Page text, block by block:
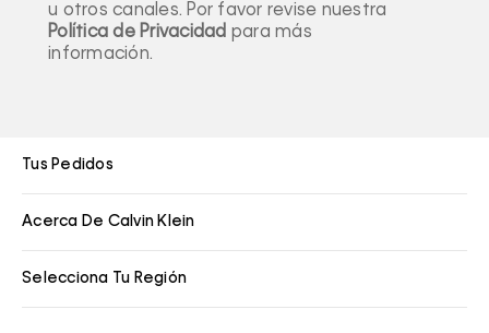
u otros canales. Por favor revise nuestra
Política de Privacidad para más
información.
Tus Pedidos
Acerca De Calvin Klein
Selecciona Tu Región